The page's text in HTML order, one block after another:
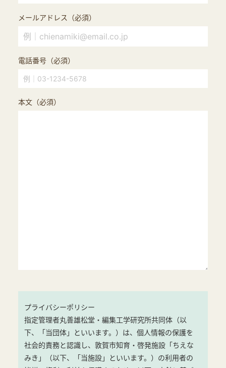
メールアドレス（必須）
電話番号（必須）
本文（必須）
プライバシーポリシー
指定管理者丸善雄松堂・編集工学研究所共同体（以
下、「当団体」といいます。）は、個人情報の保護を
社会的責務と認識し、敦賀市知育・啓発施設「ちえな
みき」（以下、「当施設」といいます。）の利用者の